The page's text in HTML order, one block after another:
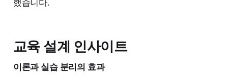
했습니다.
교육 설계 인사이트
이론과 실습 분리의 효과